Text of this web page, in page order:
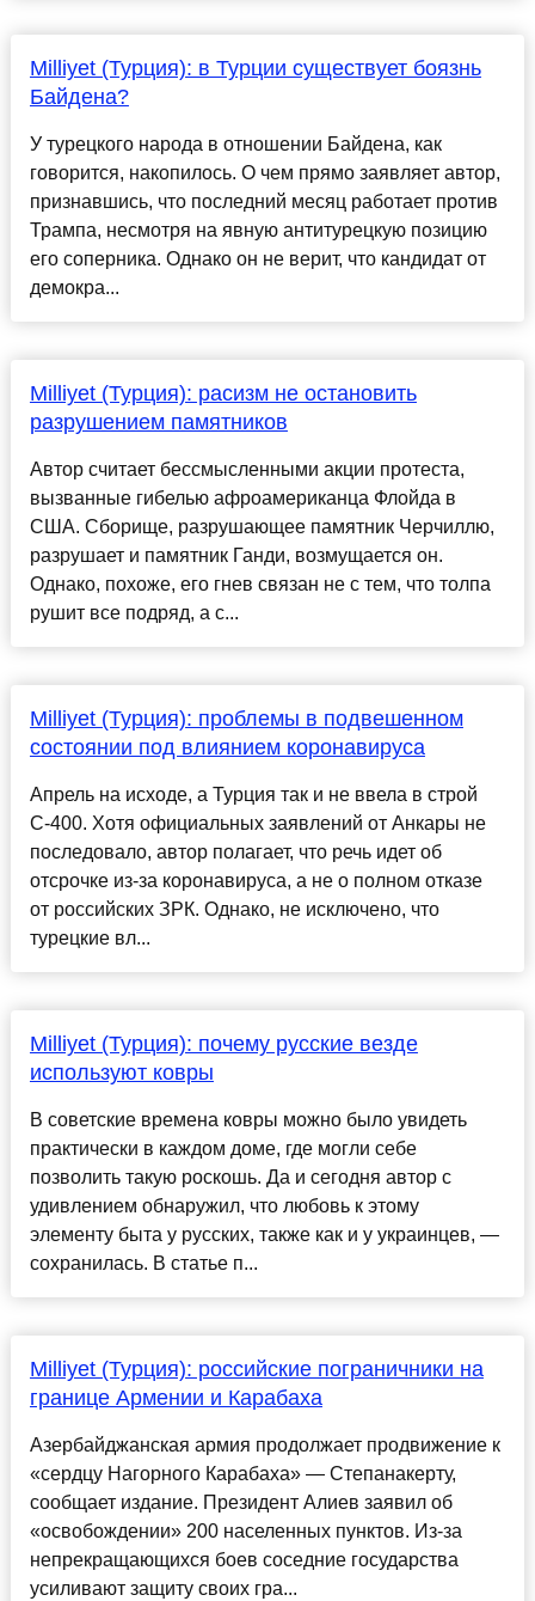
Milliyet (Турция): в Турции существует боязнь
Байдена?
У турецкого народа в отношении Байдена, как
говорится, накопилось. О чем прямо заявляет автор,
признавшись, что последний месяц работает против
Трампа, несмотря на явную антитурецкую позицию
его соперника. Однако он не верит, что кандидат от
демокра...
Milliyet (Турция): расизм не остановить
разрушением памятников
Автор считает бессмысленными акции протеста,
вызванные гибелью афроамериканца Флойда в
США. Сборище, разрушающее памятник Черчиллю,
разрушает и памятник Ганди, возмущается он.
Однако, похоже, его гнев связан не с тем, что толпа
рушит все подряд, а с...
Milliyet (Турция): проблемы в подвешенном
состоянии под влиянием коронавируса
Апрель на исходе, а Турция так и не ввела в строй
С-400. Хотя официальных заявлений от Анкары не
последовало, автор полагает, что речь идет об
отсрочке из-за коронавируса, а не о полном отказе
от российских ЗРК. Однако, не исключено, что
турецкие вл...
Milliyet (Турция): почему русские везде
используют ковры
В советские времена ковры можно было увидеть
практически в каждом доме, где могли себе
позволить такую роскошь. Да и сегодня автор с
удивлением обнаружил, что любовь к этому
элементу быта у русских, также как и у украинцев, —
сохранилась. В статье п...
Milliyet (Турция): российские пограничники на
границе Армении и Карабаха
Азербайджанская армия продолжает продвижение к
«сердцу Нагорного Карабаха» — Степанакерту,
сообщает издание. Президент Алиев заявил об
«освобождении» 200 населенных пунктов. Из-за
непрекращающихся боев соседние государства
усиливают защиту своих гра...